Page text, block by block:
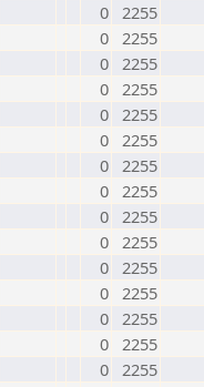
0 2255
0 2255
0 2255
0 2255
0 2255
0 2255
0 2255
0 2255
0 2255
0 2255
0 2255
0 2255
0 2255
0 2255
0 2255